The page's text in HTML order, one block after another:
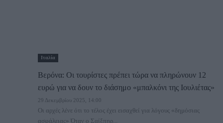
Ιταλία
Βερόνα: Οι τουρίστες πρέπει τώρα να πληρώνουν 12
ευρώ για να δουν το διάσημο «μπαλκόνι της Ιουλιέτας»
29 Δεκεμβρίου 2025, 14:00
Οι αρχές λένε ότι το τέλος έχει εισαχθεί για λόγους «δημόσιας
ασφάλειας» Όταν ο Σαίξπηρ...